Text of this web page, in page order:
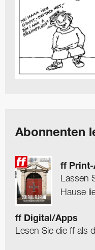
Abonnenten
ff Print-
Lassen
Hause
ff Digital/Apps
Lesen Sie die ff als